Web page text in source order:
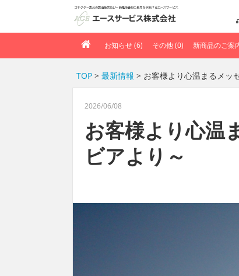
お知らせ (6) その他 (0) 新商品のご案
TOP >最新情報 > お客様より心温まるメ
2026/06/08
お客様より心
ビアより～